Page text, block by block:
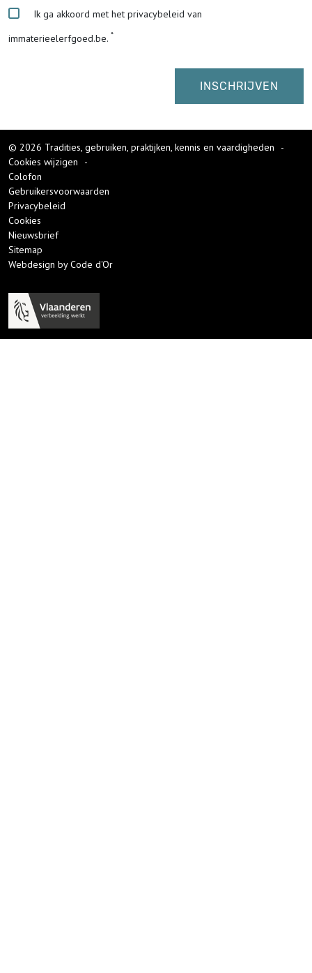
Ik ga akkoord met het privacybeleid van
immaterieelerfgoed.be.
© 2026 Tradities, gebruiken, praktijken, kennis en vaardigheden
-
Cookies wijzigen
-
Colofon
Gebruikersvoorwaarden
Privacybeleid
Cookies
Nieuwsbrief
Sitemap
Webdesign by Code d'Or